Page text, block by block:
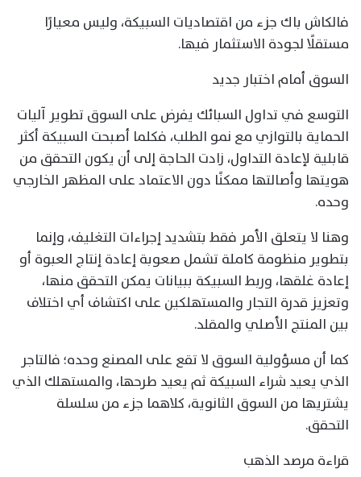
فالكاش باك جزء من اقتصاديات السبيكة، وليس معيارًا
مستقلًا لجودة الاستثمار فيها.
السوق أمام اختبار جديد
التوسع في تداول السبائك يفرض على السوق تطوير آليات
الحماية بالتوازي مع نمو الطلب، فكلما أصبحت السبيكة أكثر
قابلية لإعادة التداول، زادت الحاجة إلى أن يكون التحقق من
هويتها وأصالتها ممكنًا دون الاعتماد على المظهر الخارجي
وحده.
وهنا لا يتعلق الأمر فقط بتشديد إجراءات التغليف، وإنما
بتطوير منظومة كاملة تشمل صعوبة إعادة إنتاج العبوة أو
إعادة غلقها، وربط السبيكة ببيانات يمكن التحقق منها،
وتعزيز قدرة التجار والمستهلكين على اكتشاف أي اختلاف
بين المنتج الأصلي والمقلد.
كما أن مسؤولية السوق لا تقع على المصنع وحده؛ فالتاجر
الذي يعيد شراء السبيكة ثم يعيد طرحها، والمستهلك الذي
يشتريها من السوق الثانوية، كلاهما جزء من سلسلة
التحقق.
قراءة مرصد الذهب